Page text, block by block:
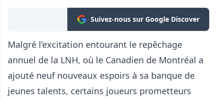
Suivez-nous sur Google Discover
Malgré l’excitation entourant le repêchage
annuel de la LNH, où le Canadien de Montréal a
ajouté neuf nouveaux espoirs à sa banque de
jeunes talents, certains joueurs prometteurs